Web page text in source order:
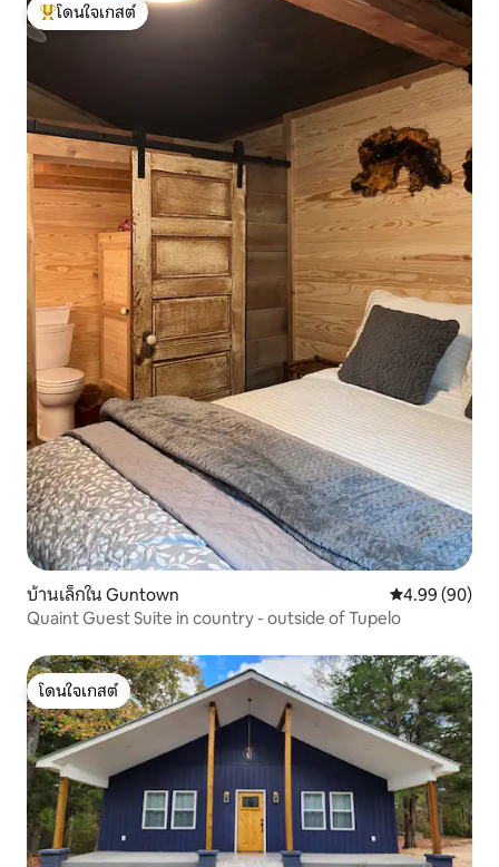
โดนใจเกสต์ที่สุด
โดนใจเกสต์
บ้านเล็กใน Guntown คะแนนเฉลี่ย
4.99 (90)
Quaint Guest Suite in country - outside of Tupelo
โดนใจเกสต์
โดนใจเกสต์